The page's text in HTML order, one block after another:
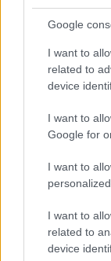
Google
I want to
related to
device
I want to
Google for
I want to
I want to
related to
device
davvero
L’esperienza,
non hanno
Leopoldo